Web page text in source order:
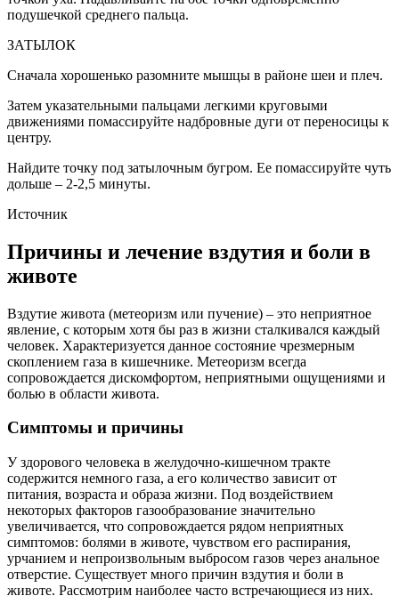
подушечкой среднего пальца.
ЗАТЫЛОК
Сначала хорошенько разомните мышцы в районе шеи и плеч.
Затем указательными пальцами легкими круговыми
движениями помассируйте надбровные дуги от переносицы к
центру.
Найдите точку под затылочным бугром. Ее помассируйте чуть
дольше – 2-2,5 минуты.
Источник
Причины и лечение вздутия и боли в
животе
Вздутие живота (метеоризм или пучение) – это неприятное
явление, с которым хотя бы раз в жизни сталкивался каждый
человек. Характеризуется данное состояние чрезмерным
скоплением газа в кишечнике. Метеоризм всегда
сопровождается дискомфортом, неприятными ощущениями и
болью в области живота.
Симптомы и причины
У здорового человека в желудочно-кишечном тракте
содержится немного газа, а его количество зависит от
питания, возраста и образа жизни. Под воздействием
некоторых факторов газообразование значительно
увеличивается, что сопровождается рядом неприятных
симптомов: болями в животе, чувством его распирания,
урчанием и непроизвольным выбросом газов через анальное
отверстие. Существует много причин вздутия и боли в
животе. Рассмотрим наиболее часто встречающиеся из них.